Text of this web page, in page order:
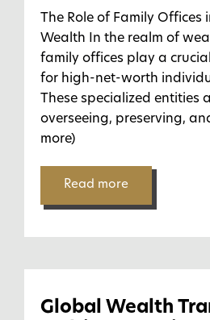
The Role of Family
Wealth In the realm of
family offices play a
for high-net-worth
These specialized entities
overseeing, preserving,
more)
Read more
Global Wealth